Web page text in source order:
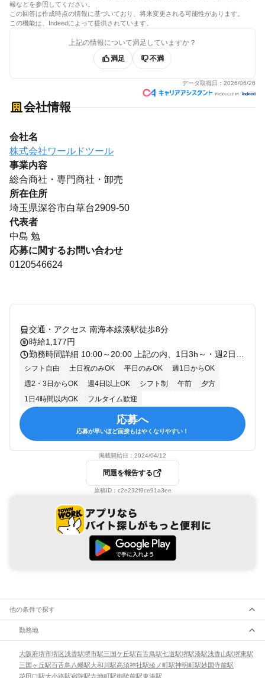
報などを参照してください。
この回答は作成時点の情報に基づいており、将来変更される可能性があります。
この機能は、Indeedによって提供されています。
上記の情報について満足していますか？
満足
不満
データ取得日： 2026/06/26
会社情報
会社名
株式会社ワールドツール
事業内容
総合商社・専門商社・卸売
所在住所
埼玉県深谷市白草台2909-50
代表者
中島 勉
応募に関するお問い合わせ
0120546624
交通・アクセス 南海本線湊駅徒歩8分
時給1,177円
シフト自由 土日祝のみOK 平日のみOK
週1日からOK
週2・3日からOK
週4日以上OK シフト制 午前
夕方
1日4時間以内OK
フルタイム歓迎
応募へ
応募が早いほど面接もはやくなりやすい！
掲載開始日： 2024/04/12
問題を報告する
原稿ID： c2e232f9ce91a3ee
他の条件で探す
勤務地
大阪府堺市堺区浅香駅堺市駅三国ケ丘駅百舌鳥駅七道駅堺駅湊駅浅香山駅堺東駅
三国ヶ丘駅百舌鳥八幡駅大和川駅高須神社駅綾ノ町駅神明町駅妙国寺前駅
花田口駅大小路駅宿院駅寺地町駅御陵前駅東湊駅